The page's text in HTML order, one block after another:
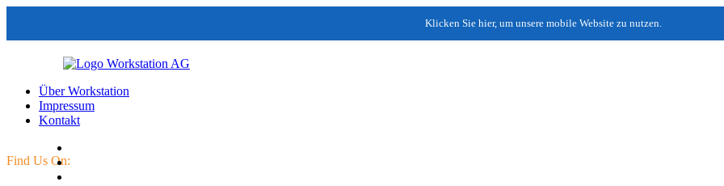
Klicken Sie hier, um unsere mobile Website zu nutzen.
Über Workstation
Impressum
Kontakt
Find Us On: